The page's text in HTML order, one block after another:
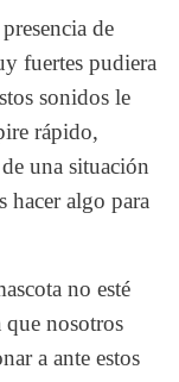
de
fuertes pudiera
sonidos le
rápido,
una situación
hacer algo para
no esté
que nosotros
a ante estos